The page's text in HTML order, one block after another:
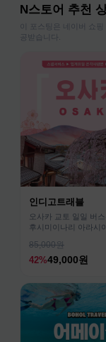
N스토어 추천
이 포스팅은 네이버 쇼
공받습니다.
인디고트래블
오사카 교토 일일 버
후시미이나리 아라시
85,000원
42%49,000원